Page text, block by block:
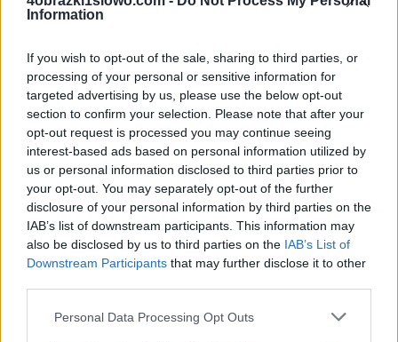
Information
If you wish to opt-out of the sale, sharing to third parties, or
processing of your personal or sensitive information for
targeted advertising by us, please use the below opt-out
section to confirm your selection. Please note that after your
opt-out request is processed you may continue seeing
interest-based ads based on personal information utilized by
us or personal information disclosed to third parties prior to
your opt-out. You may separately opt-out of the further
disclosure of your personal information by third parties on the
IAB’s list of downstream participants. This information may
also be disclosed by us to third parties on the IAB’s List of
Downstream Participants that may further disclose it to other
Personal Data Processing Opt Outs
wprowadź
litery: